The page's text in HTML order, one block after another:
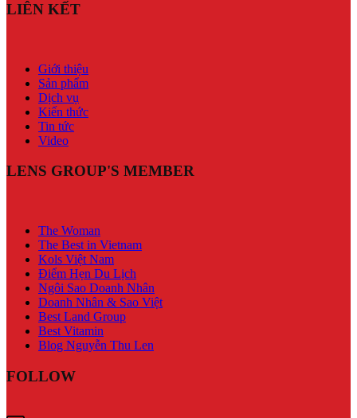
LIÊN KẾT
Giới thiệu
Sản phẩm
Dịch vụ
Kiến thức
Tin tức
Video
LENS GROUP'S MEMBER
The Woman
The Best in Vietnam
Kols Việt Nam
Điểm Hẹn Du Lịch
Ngôi Sao Doanh Nhân
Doanh Nhân & Sao Việt
Best Land Group
Best Vitamin
Blog Nguyễn Thu Len
FOLLOW